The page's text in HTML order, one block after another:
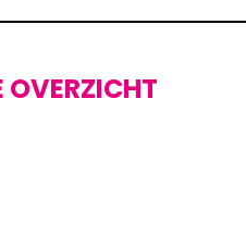
OVERZICHT